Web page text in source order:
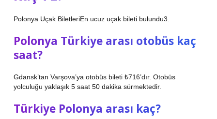
Polonya Uçak BiletleriEn ucuz uçak bileti bulundu3.
Polonya Türkiye arası otobüs kaç
saat?
Gdansk’tan Varşova’ya otobüs bileti ₺716’dır. Otobüs
yolculuğu yaklaşık 5 saat 50 dakika sürmektedir.
Türkiye Polonya arası kaç?